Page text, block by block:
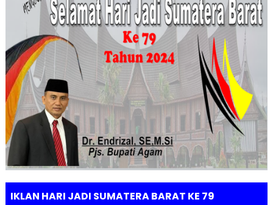
IKLAN HARI JADI SUMATERA BARAT KE 79